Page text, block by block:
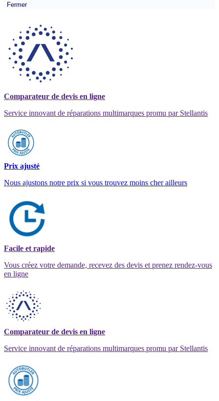
Fermer
Comparateur de devis en ligne
Service innovant de réparations multimarques promu par Stellantis
Prix ajusté
Nous ajustons notre prix si vous trouvez moins cher ailleurs
Facile et rapide
Vous créez votre demande, recevez des devis et prenez rendez-vous
en ligne
Comparateur de devis en ligne
Service innovant de réparations multimarques promu par Stellantis